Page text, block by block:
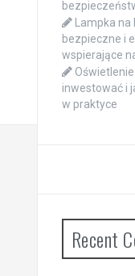
Lampka
bezpieczne i
wspierające
inwestować i
w praktyce
Recent